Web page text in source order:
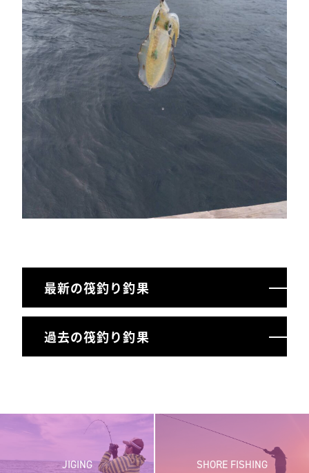
最新の筏釣り釣果
過去の筏釣り釣果
JIGING SHORE FISHING